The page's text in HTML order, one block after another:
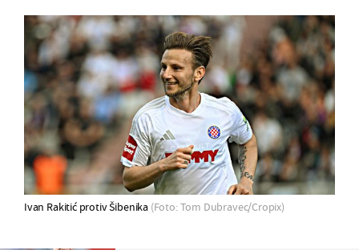
Ivan Rakitić protiv Šibenika (Foto: Tom Dubravec/Cropix)